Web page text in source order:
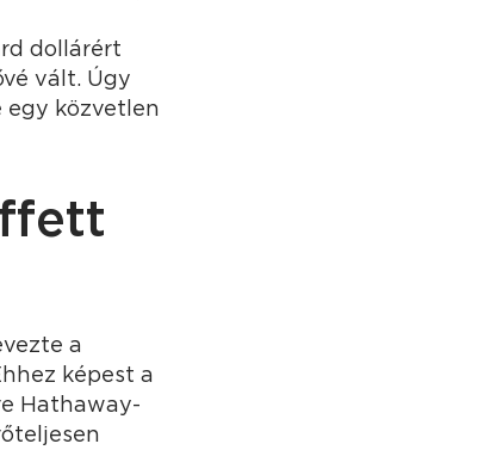
dollárért
vált. Úgy
egy közvetlen
a
képest a
Hathaway-